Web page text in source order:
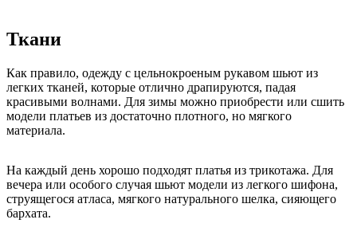
Ткани
Как правило, одежду с цельнокроеным рукавом шьют из
легких тканей, которые отлично драпируются, падая
красивыми волнами. Для зимы можно приобрести или сшить
модели платьев из достаточно плотного, но мягкого
материала.
На каждый день хорошо подходят платья из трикотажа. Для
вечера или особого случая шьют модели из легкого шифона,
струящегося атласа, мягкого натурального шелка, сияющего
бархата.